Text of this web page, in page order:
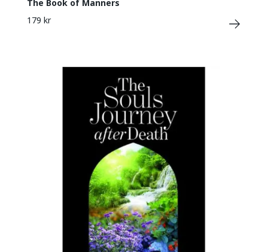
The Book of Manners
179 kr